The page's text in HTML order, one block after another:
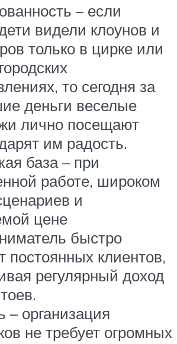
– если
видели клоунов и
только в цирке или
то сегодня за
деньги веселые
лично посещают
им радость.
база – при
работе, широком
и
цене
быстро
постоянных клиентов,
регулярный доход
организация
не требует огромных